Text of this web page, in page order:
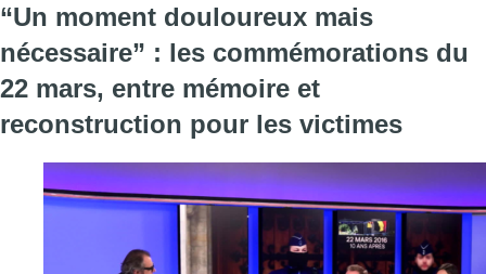
“Un moment douloureux mais
nécessaire” : les commémorations du
22 mars, entre mémoire et
reconstruction pour les victimes